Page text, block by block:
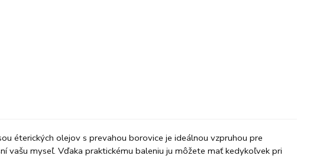
éterických olejov s prevahou borovice je ideálnou vzpruhou pre
vašu myseľ. Vďaka praktickému baleniu ju môžete mať kedykoľvek pri